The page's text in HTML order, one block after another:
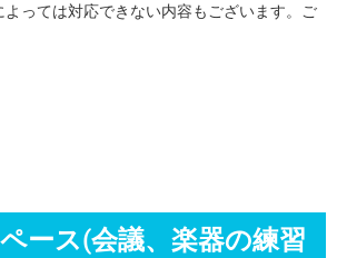
っては対応できない内容もございます。ご
ース(会議、楽器の練習